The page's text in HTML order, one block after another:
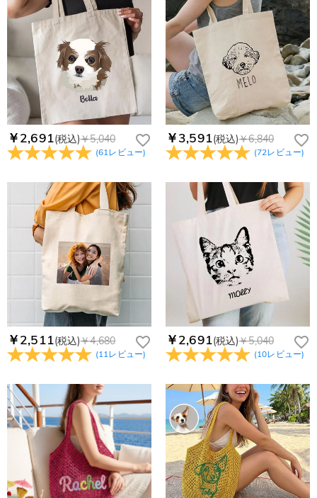
￥2,691(税込)￥5,040
(61レビュー)
￥3,591(税込)￥6,840
(72レビュー)
￥2,511(税込)￥4,680
(11レビュー)
￥2,691(税込)￥5,040
(10レビュー)